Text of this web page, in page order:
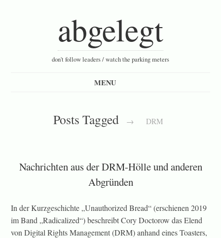
abgelegt
don't follow leaders / watch the parking meters
Posts Tagged → DRM
Nachrichten aus der DRM-Hölle und anderen
Abgründen
In der Kurzgeschichte „Unauthorized Bread“ (erschienen 2019
im Band „Radicalized“) beschreibt Cory Doctorow das Elend
von Digital Rights Management (DRM) anhand eines Toasters,